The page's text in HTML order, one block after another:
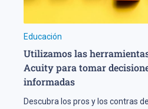
Educación
Utilizamos las
Acuity para tomar
informadas
Descubra los pros y los contras